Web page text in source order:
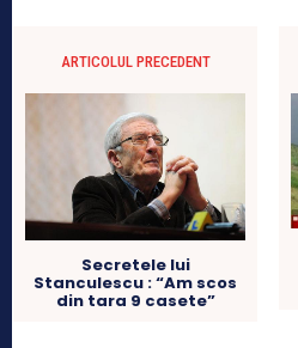
ARTICOLUL PRECEDENT
Secretele lui
Stanculescu : “Am scos
din tara 9 casete”